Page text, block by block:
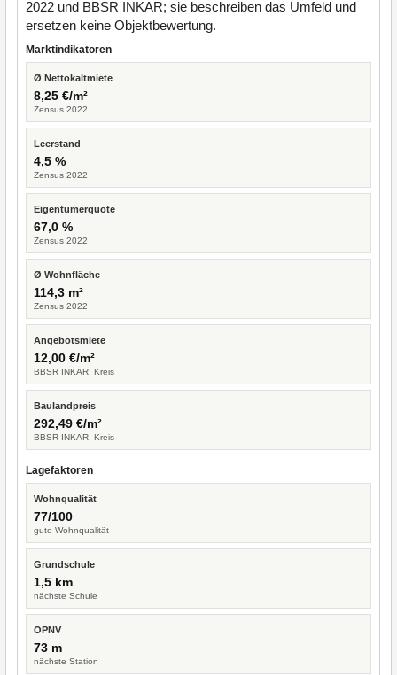
2022 und BBSR INKAR; sie beschreiben das Umfeld und
ersetzen keine Objektbewertung.
Marktindikatoren
Ø Nettokaltmiete
8,25 €/m²
Zensus 2022
Leerstand
4,5 %
Zensus 2022
Eigentümerquote
67,0 %
Zensus 2022
Ø Wohnfläche
114,3 m²
Zensus 2022
Angebotsmiete
12,00 €/m²
BBSR INKAR, Kreis
Baulandpreis
292,49 €/m²
BBSR INKAR, Kreis
Lagefaktoren
Wohnqualität
77/100
gute Wohnqualität
Grundschule
1,5 km
nächste Schule
ÖPNV
73 m
nächste Station